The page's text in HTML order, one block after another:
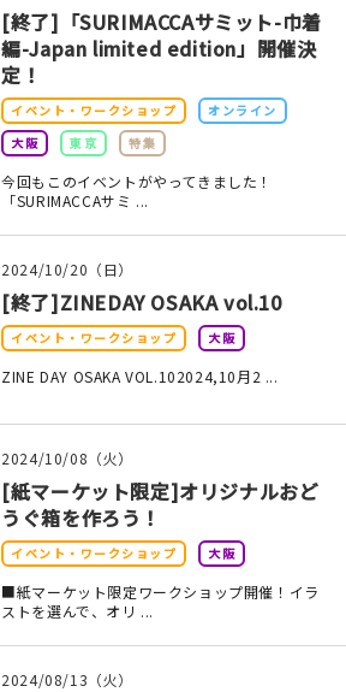
[終了]「SURIMACCAサミット-巾着
編-Japan limited edition」開催決
定！
イベント・ワークショップ
オンライン
大阪
東京 特集
今回もこのイベントがやってきました！
「SURIMACCAサミ ...
2024/10/20（日）
[終了]ZINEDAY OSAKA vol.10
イベント・ワークショップ 大阪
ZINE DAY OSAKA VOL.102024,10月2 ...
2024/10/08（火）
[紙マーケット限定]オリジナルおど
うぐ箱を作ろう！
イベント・ワークショップ 大阪
■紙マーケット限定ワークショップ開催！イラ
ストを選んで、オリ ...
2024/08/13（火）